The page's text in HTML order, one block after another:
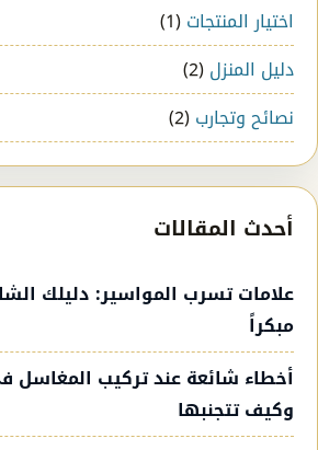
اختيار المنتجات(1)
دليل المنزل(2)
نصائح وتجارب(2)
أحدث المقالات
علامات تسرب المواسير: دليلك
مبكراً
أخطاء شائعة عند تركيب المغاسل
وكيف تتجنبها